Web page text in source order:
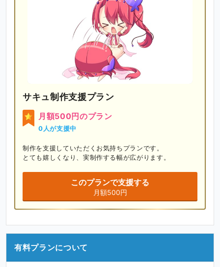
サキュ制作支援プラン
月額500円のプラン
0人が支援中
制作を支援していただくお気持ちプランです。
とても嬉しくなり、実制作する幅が広がります。
このプランで支援する
月額500円
有料プランについて